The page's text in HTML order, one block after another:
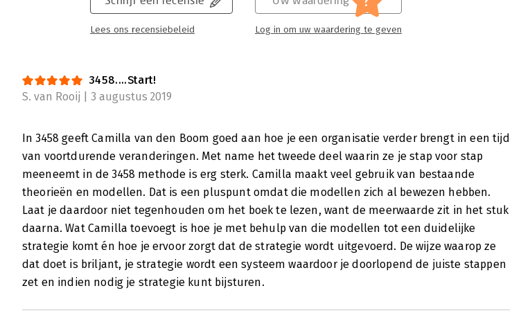
Lees verder
Lees ons recensiebeleid Log in om uw waardering te geven
3458....Start!
S. van Rooij | 3 augustus 2019
In 3458 geeft Camilla van den Boom goed aan hoe je een organisatie verder brengt in een tijd
van voortdurende veranderingen. Met name het tweede deel waarin ze je stap voor stap
meeneemt in de 3458 methode is erg sterk. Camilla maakt veel gebruik van bestaande
theorieën en modellen. Dat is een pluspunt omdat die modellen zich al bewezen hebben.
Laat je daardoor niet tegenhouden om het boek te lezen, want de meerwaarde zit in het stuk
daarna. Wat Camilla toevoegt is hoe je met behulp van die modellen tot een duidelijke
strategie komt én hoe je ervoor zorgt dat de strategie wordt uitgevoerd. De wijze waarop ze
dat doet is briljant, je strategie wordt een systeem waardoor je doorlopend de juiste stappen
zet en indien nodig je strategie kunt bijsturen.